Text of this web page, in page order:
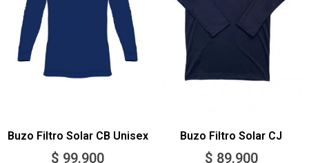
Buzo Filtro Solar CB Unisex
$ 99.900
Buzo Filtro Solar CJ
$ 89.900